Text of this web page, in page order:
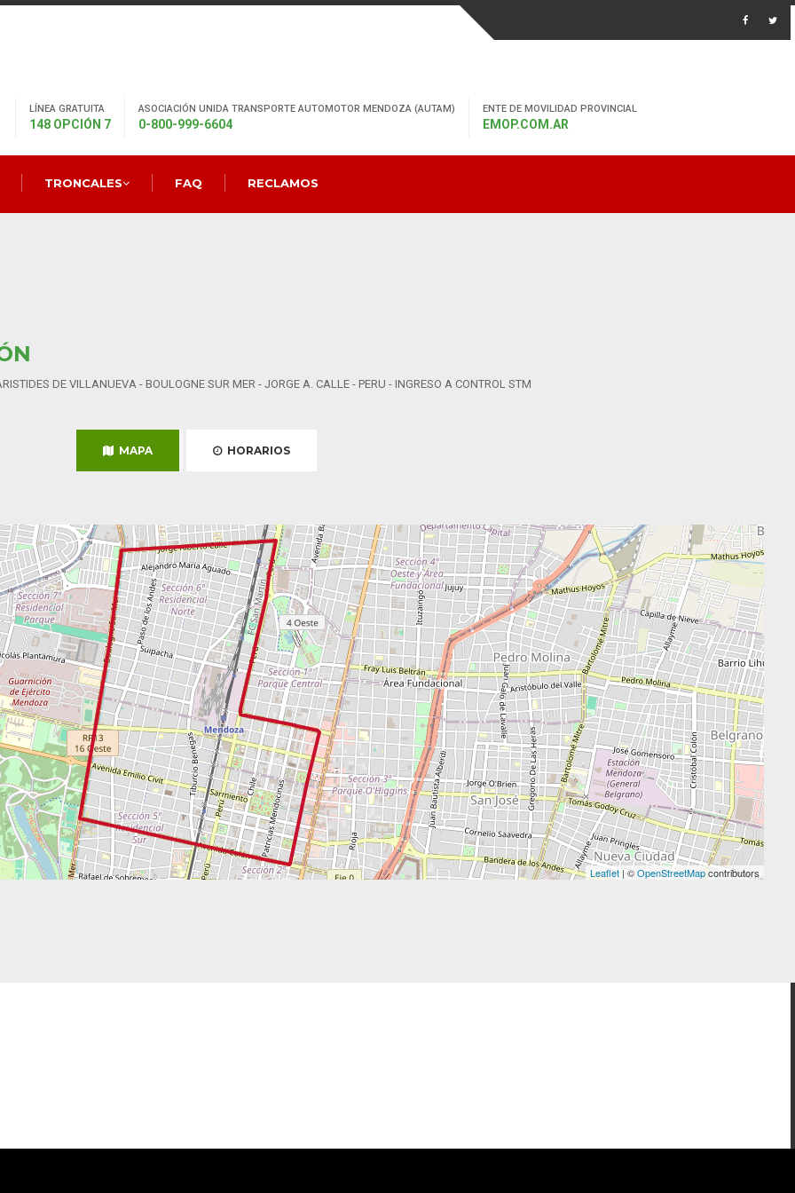
LÍNEA GRATUITA
148 OPCIÓN 7
ASOCIACIÓN UNIDA TRANSPORTE AUTOMOTOR MENDOZA (AUTAM)
0-800-999-6604
ENTE DE MOVILIDAD PROVINCIAL
EMOP.COM.AR
TRONCALES FAQ RECLAMOS
DE VILLANUEVA - BOULOGNE SUR MER - JORGE A. CALLE - PERU - INGRESO A CONTROL STM
MAPA HORARIOS
Leaflet| ©OpenStreetMapcontributors